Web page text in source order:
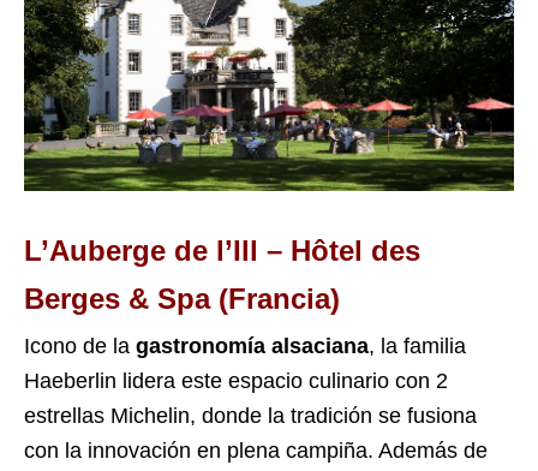
L’Auberge de l’Ill – Hôtel des
Berges & Spa (Francia)
Icono de la gastronomía alsaciana, la familia
Haeberlin lidera este espacio culinario con 2
estrellas Michelin, donde la tradición se fusiona
con la innovación en plena campiña. Además de